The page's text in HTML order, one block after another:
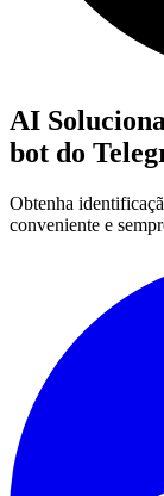
AI
bot do
Obtenha
conveniente e